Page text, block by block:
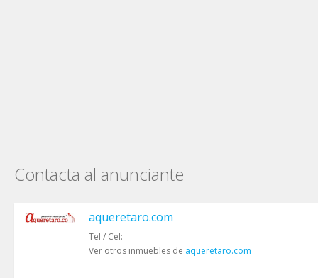
Contacta al anunciante
aqueretaro.com
Tel / Cel:
Ver otros inmuebles de aqueretaro.com